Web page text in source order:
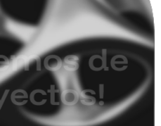
mos de
ectos!